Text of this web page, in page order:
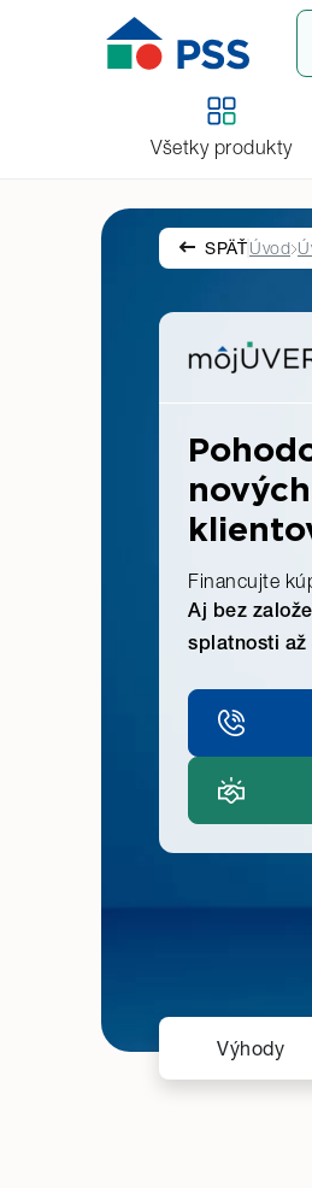
Všetky produkty
SPÄŤÚvod
Financujte
Aj bez
splatnosti až
Výhody